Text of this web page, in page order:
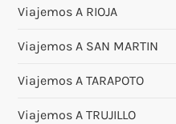
Viajemos A RIOJA
Viajemos A SAN MARTIN
Viajemos A TARAPOTO
Viajemos A TRUJILLO